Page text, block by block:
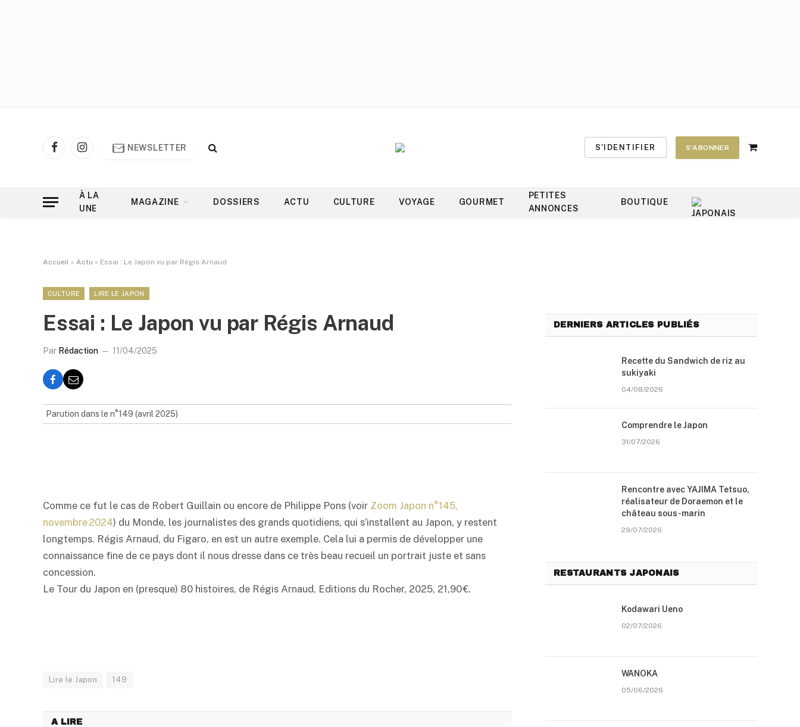
FacebookInstagram
NEWSLETTER S'IDENTIFIER S'ABONNER
Shopping
À LA
UNE
MAGAZINE DOSSIERS ACTU CULTURE VOYAGE GOURMET
PETITES
ANNONCES
BOUTIQUE
Accueil » Actu » Essai : Le Japon vu par Régis Arnaud
CULTURE LIRE LE JAPON
Essai : Le Japon vu par Régis Arnaud
Par Rédaction 11/04/2025
Parution dans le n°149 (avril 2025)
Comme ce fut le cas de Robert Guillain ou encore de Philippe Pons (voir Zoom Japon n°145,
novembre 2024) du Monde, les journalistes des grands quotidiens, qui s’installent au Japon, y restent
longtemps. Régis Arnaud, du Figaro, en est un autre exemple. Cela lui a permis de développer une
connaissance fine de ce pays dont il nous dresse dans ce très beau recueil un portrait juste et sans
concession.
Le Tour du Japon en (presque) 80 histoires, de Régis Arnaud, Editions du Rocher, 2025, 21,90 €.
Lire le Japon 149
A LIRE
DERNIERS ARTICLES PUBLIÉS
Recette du Sandwich de riz au
sukiyaki
04/08/2026
Comprendre le Japon
31/07/2026
Rencontre avec YAJIMA Tetsuo,
réalisateur de Doraemon et le
château sous-marin
29/07/2026
RESTAURANTS JAPONAIS
Kodawari Ueno
02/07/2026
WANOKA
05/06/2026